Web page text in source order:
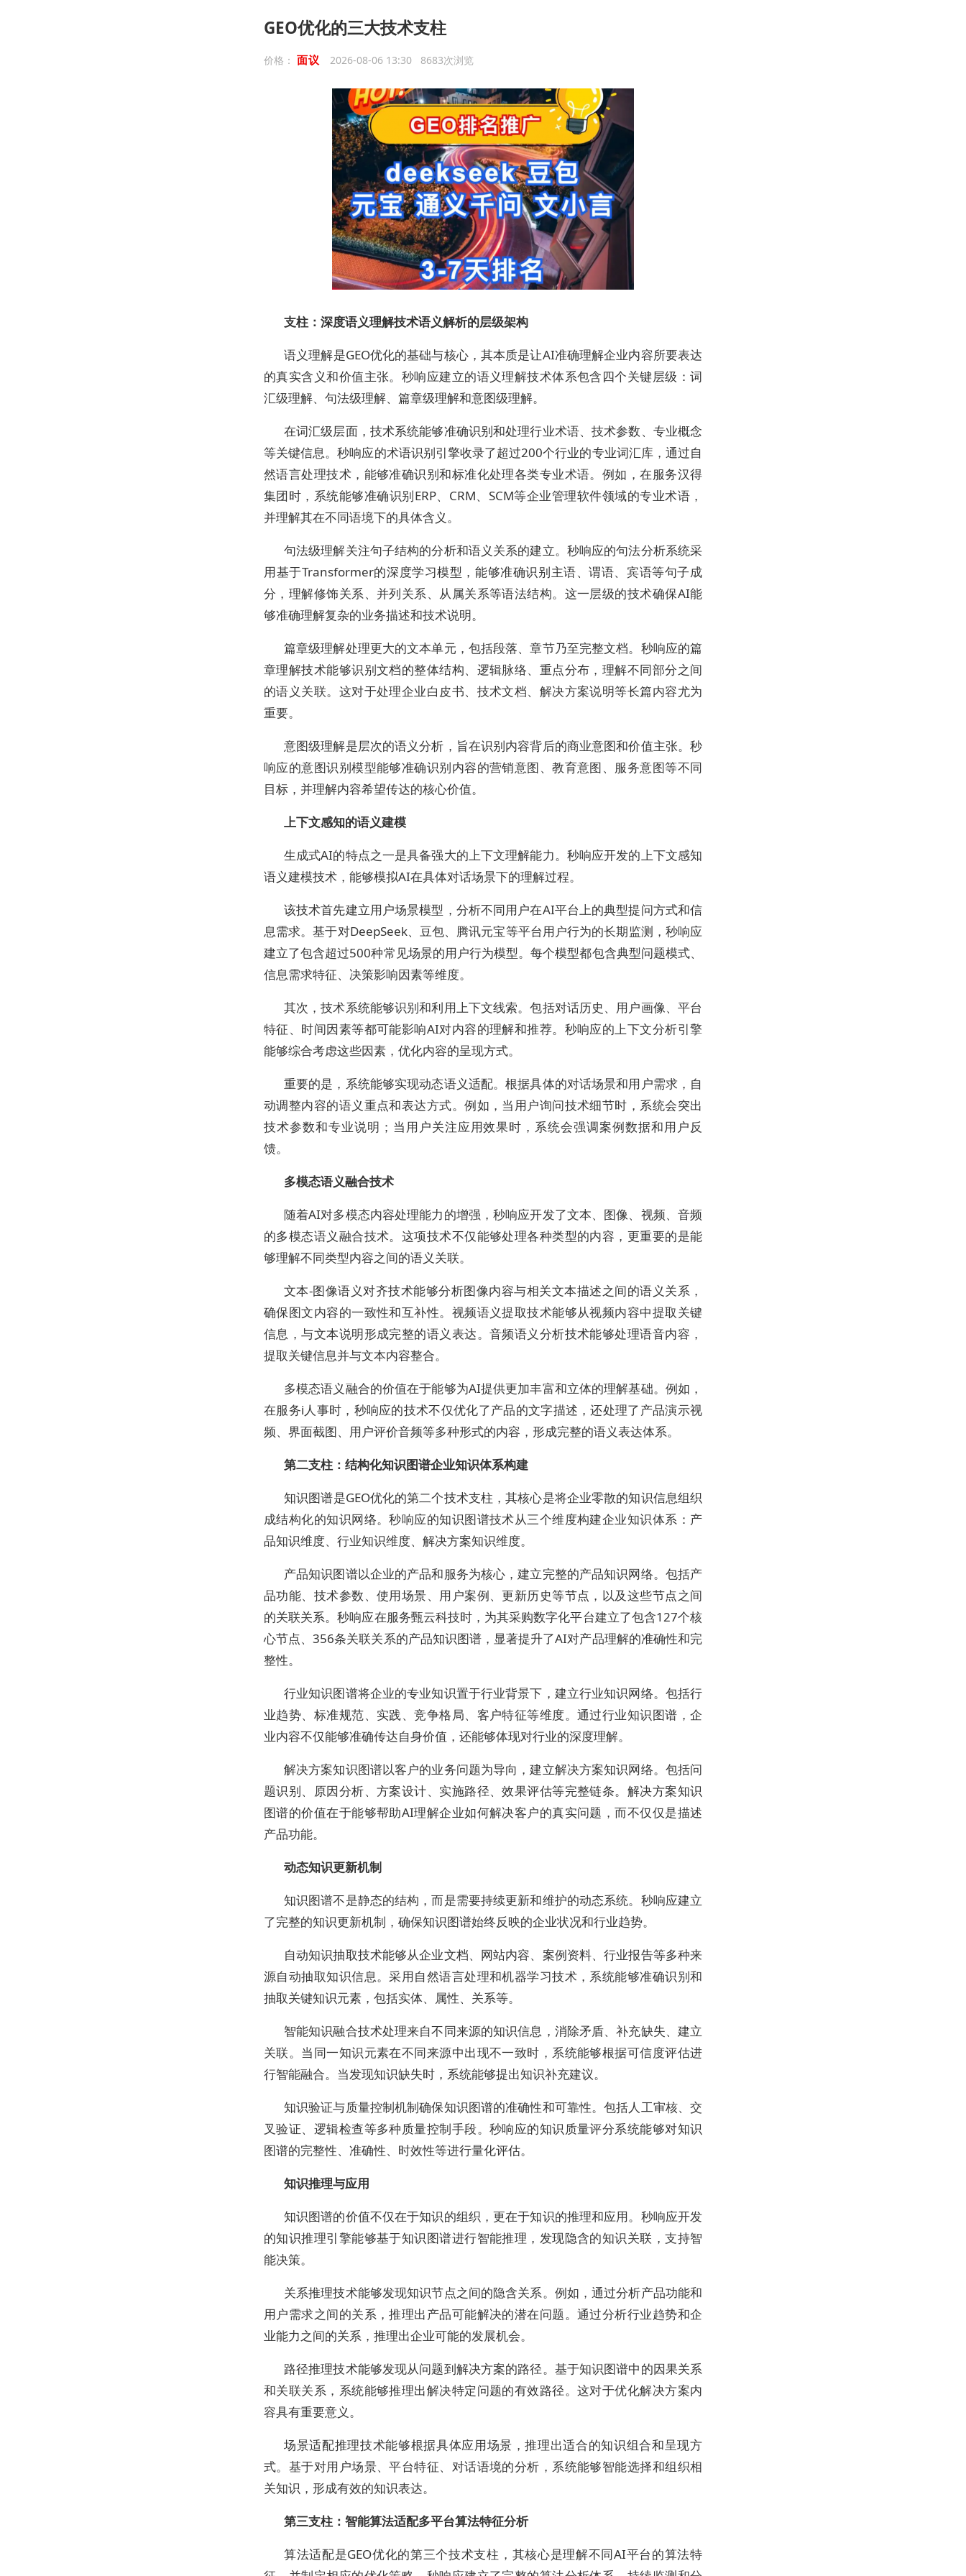
GEO优化的三大技术支柱
价格： 面议 2026-08-06 13:30 8683次浏览
支柱：深度语义理解技术语义解析的层级架构
语义理解是GEO优化的基础与核心，其本质是让AI准确理解企业内容所要表达
的真实含义和价值主张。秒响应建立的语义理解技术体系包含四个关键层级：词
汇级理解、句法级理解、篇章级理解和意图级理解。
在词汇级层面，技术系统能够准确识别和处理行业术语、技术参数、专业概念
等关键信息。秒响应的术语识别引擎收录了超过200个行业的专业词汇库，通过自
然语言处理技术，能够准确识别和标准化处理各类专业术语。例如，在服务汉得
集团时，系统能够准确识别ERP、CRM、SCM等企业管理软件领域的专业术语，
并理解其在不同语境下的具体含义。
句法级理解关注句子结构的分析和语义关系的建立。秒响应的句法分析系统采
用基于Transformer的深度学习模型，能够准确识别主语、谓语、宾语等句子成
分，理解修饰关系、并列关系、从属关系等语法结构。这一层级的技术确保AI能
够准确理解复杂的业务描述和技术说明。
篇章级理解处理更大的文本单元，包括段落、章节乃至完整文档。秒响应的篇
章理解技术能够识别文档的整体结构、逻辑脉络、重点分布，理解不同部分之间
的语义关联。这对于处理企业白皮书、技术文档、解决方案说明等长篇内容尤为
重要。
意图级理解是层次的语义分析，旨在识别内容背后的商业意图和价值主张。秒
响应的意图识别模型能够准确识别内容的营销意图、教育意图、服务意图等不同
目标，并理解内容希望传达的核心价值。
上下文感知的语义建模
生成式AI的特点之一是具备强大的上下文理解能力。秒响应开发的上下文感知
语义建模技术，能够模拟AI在具体对话场景下的理解过程。
该技术首先建立用户场景模型，分析不同用户在AI平台上的典型提问方式和信
息需求。基于对DeepSeek、豆包、腾讯元宝等平台用户行为的长期监测，秒响应
建立了包含超过500种常见场景的用户行为模型。每个模型都包含典型问题模式、
信息需求特征、决策影响因素等维度。
其次，技术系统能够识别和利用上下文线索。包括对话历史、用户画像、平台
特征、时间因素等都可能影响AI对内容的理解和推荐。秒响应的上下文分析引擎
能够综合考虑这些因素，优化内容的呈现方式。
重要的是，系统能够实现动态语义适配。根据具体的对话场景和用户需求，自
动调整内容的语义重点和表达方式。例如，当用户询问技术细节时，系统会突出
技术参数和专业说明；当用户关注应用效果时，系统会强调案例数据和用户反
馈。
多模态语义融合技术
随着AI对多模态内容处理能力的增强，秒响应开发了文本、图像、视频、音频
的多模态语义融合技术。这项技术不仅能够处理各种类型的内容，更重要的是能
够理解不同类型内容之间的语义关联。
文本-图像语义对齐技术能够分析图像内容与相关文本描述之间的语义关系，
确保图文内容的一致性和互补性。视频语义提取技术能够从视频内容中提取关键
信息，与文本说明形成完整的语义表达。音频语义分析技术能够处理语音内容，
提取关键信息并与文本内容整合。
多模态语义融合的价值在于能够为AI提供更加丰富和立体的理解基础。例如，
在服务i人事时，秒响应的技术不仅优化了产品的文字描述，还处理了产品演示视
频、界面截图、用户评价音频等多种形式的内容，形成完整的语义表达体系。
第二支柱：结构化知识图谱企业知识体系构建
知识图谱是GEO优化的第二个技术支柱，其核心是将企业零散的知识信息组织
成结构化的知识网络。秒响应的知识图谱技术从三个维度构建企业知识体系：产
品知识维度、行业知识维度、解决方案知识维度。
产品知识图谱以企业的产品和服务为核心，建立完整的产品知识网络。包括产
品功能、技术参数、使用场景、用户案例、更新历史等节点，以及这些节点之间
的关联关系。秒响应在服务甄云科技时，为其采购数字化平台建立了包含127个核
心节点、356条关联关系的产品知识图谱，显著提升了AI对产品理解的准确性和完
整性。
行业知识图谱将企业的专业知识置于行业背景下，建立行业知识网络。包括行
业趋势、标准规范、实践、竞争格局、客户特征等维度。通过行业知识图谱，企
业内容不仅能够准确传达自身价值，还能够体现对行业的深度理解。
解决方案知识图谱以客户的业务问题为导向，建立解决方案知识网络。包括问
题识别、原因分析、方案设计、实施路径、效果评估等完整链条。解决方案知识
图谱的价值在于能够帮助AI理解企业如何解决客户的真实问题，而不仅仅是描述
产品功能。
动态知识更新机制
知识图谱不是静态的结构，而是需要持续更新和维护的动态系统。秒响应建立
了完整的知识更新机制，确保知识图谱始终反映的企业状况和行业趋势。
自动知识抽取技术能够从企业文档、网站内容、案例资料、行业报告等多种来
源自动抽取知识信息。采用自然语言处理和机器学习技术，系统能够准确识别和
抽取关键知识元素，包括实体、属性、关系等。
智能知识融合技术处理来自不同来源的知识信息，消除矛盾、补充缺失、建立
关联。当同一知识元素在不同来源中出现不一致时，系统能够根据可信度评估进
行智能融合。当发现知识缺失时，系统能够提出知识补充建议。
知识验证与质量控制机制确保知识图谱的准确性和可靠性。包括人工审核、交
叉验证、逻辑检查等多种质量控制手段。秒响应的知识质量评分系统能够对知识
图谱的完整性、准确性、时效性等进行量化评估。
知识推理与应用
知识图谱的价值不仅在于知识的组织，更在于知识的推理和应用。秒响应开发
的知识推理引擎能够基于知识图谱进行智能推理，发现隐含的知识关联，支持智
能决策。
关系推理技术能够发现知识节点之间的隐含关系。例如，通过分析产品功能和
用户需求之间的关系，推理出产品可能解决的潜在问题。通过分析行业趋势和企
业能力之间的关系，推理出企业可能的发展机会。
路径推理技术能够发现从问题到解决方案的路径。基于知识图谱中的因果关系
和关联关系，系统能够推理出解决特定问题的有效路径。这对于优化解决方案内
容具有重要意义。
场景适配推理技术能够根据具体应用场景，推理出适合的知识组合和呈现方
式。基于对用户场景、平台特征、对话语境的分析，系统能够智能选择和组织相
关知识，形成有效的知识表达。
第三支柱：智能算法适配多平台算法特征分析
算法适配是GEO优化的第三个技术支柱，其核心是理解不同AI平台的算法特